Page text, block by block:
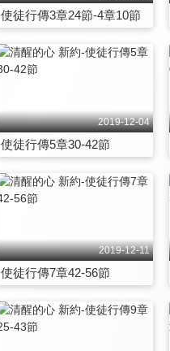
使徒行傳3章24節-4章10節
2019-12-04
使徒行傳5章30-42節
2019-12-11
使徒行傳7章42-56節